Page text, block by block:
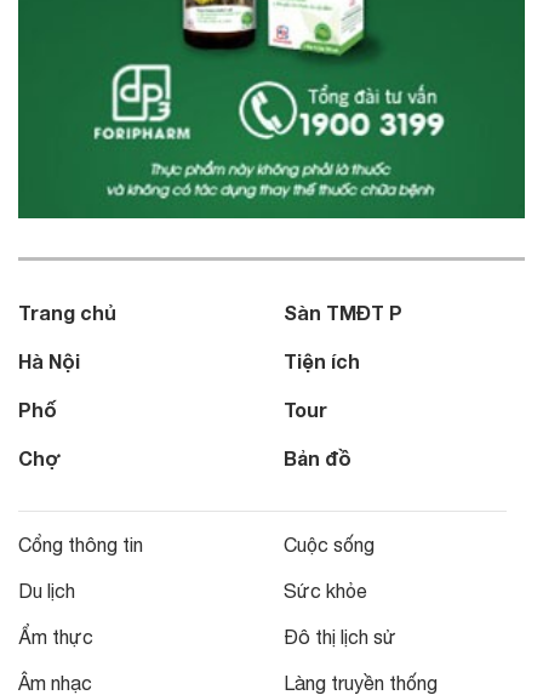
Trang chủ
Hà Nội
Phố
Chợ
Sàn TMĐT P
Tiện ích
Tour
Bản đồ
Cổng thông tin
Du lịch
Ẩm thực
Âm nhạc
Cuộc sống
Sức khỏe
Đô thị lịch sử
Làng truyền thống